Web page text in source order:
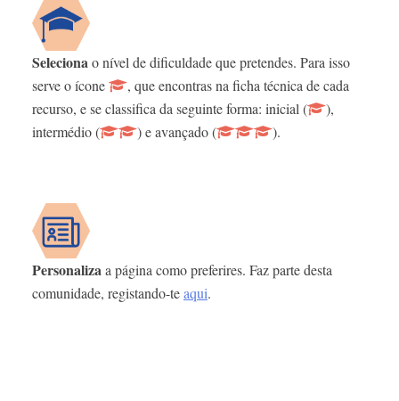
Selecionao nível de dificuldade que pretendes. Para isso
serve o ícone
, que encontras na ficha técnica de cada
recurso, e se classifica da seguinte forma: inicial (
),
intermédio (
) e avançado ( ).
Personalizaa página como preferires. Faz parte desta
comunidade, registando-teaqui.